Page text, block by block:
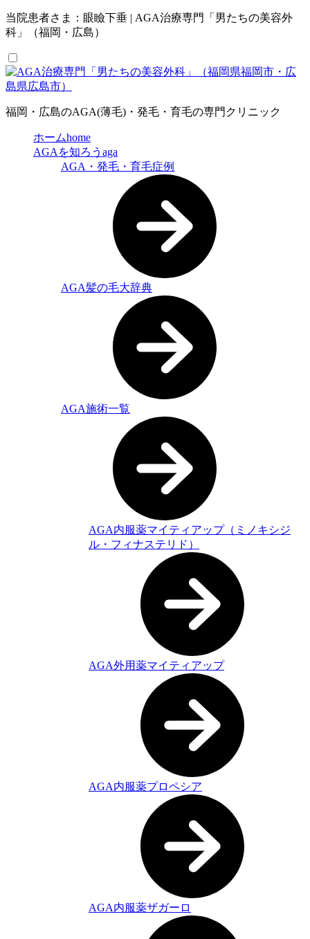
当院患者さま：眼瞼下垂 | AGA治療専門「男たちの美容外
科」（福岡・広島）
福岡・広島のAGA(薄毛)・発毛・育毛の専門クリニック
ホームhome
AGAを知ろう aga
AGA・発毛・育毛症例
AGA髪の毛大辞典
AGA施術一覧
AGA内服薬マイティアップ（ミノキシジ
ル・フィナステリド）
AGA外用薬マイティアップ
AGA内服薬プロペシア
AGA内服薬ザガーロ